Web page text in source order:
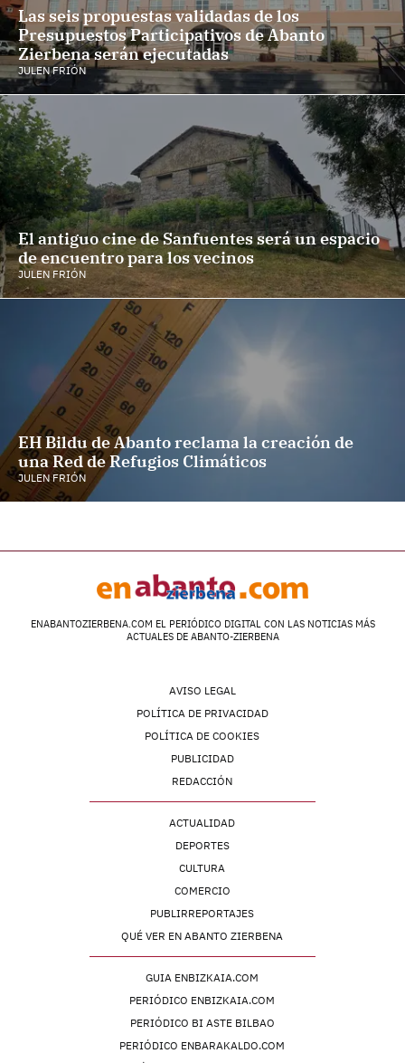
Las seis propuestas validadas de los
Presupuestos Participativos de Abanto
Zierbena serán ejecutadas
JULEN FRIÓN
El antiguo cine de Sanfuentes será un espacio
de encuentro para los vecinos
JULEN FRIÓN
EH Bildu de Abanto reclama la creación de
una Red de Refugios Climáticos
JULEN FRIÓN
ENABANTOZIERBENA.COM EL PERIÓDICO DIGITAL CON LAS NOTICIAS MÁS
ACTUALES DE ABANTO-ZIERBENA
AVISO LEGAL
POLÍTICA DE PRIVACIDAD
POLÍTICA DE COOKIES
PUBLICIDAD
REDACCIÓN
ACTUALIDAD
DEPORTES
CULTURA
COMERCIO
PUBLIRREPORTAJES
QUÉ VER EN ABANTO ZIERBENA
GUIA ENBIZKAIA.COM
PERIÓDICO ENBIZKAIA.COM
PERIÓDICO BI ASTE BILBAO
PERIÓDICO ENBARAKALDO.COM